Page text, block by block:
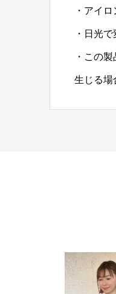
・アイ
・日光
・この
生じる場